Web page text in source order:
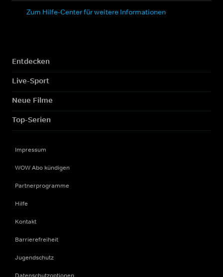
Zum Hilfe-Center für weitere Informationen
Entdecken
Live-Sport
Neue Filme
Top-Serien
Impressum
WOW Abo kündigen
Partnerprogramme
Hilfe
Kontakt
Barrierefreiheit
Jugendschutz